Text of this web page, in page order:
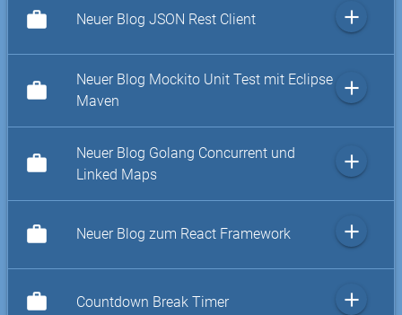
work Neuer Blog JSON Rest Client add
work
Neuer Blog Mockito Unit Test mit Eclipse
Maven
add
work
Neuer Blog Golang Concurrent und
Linked Maps
add
work Neuer Blog zum React Framework add
work Countdown Break Timer add